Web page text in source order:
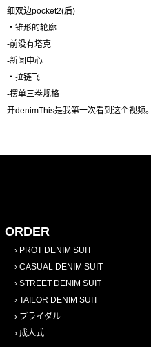
细双边pocket2(后)
・锥形的轮廓
-前没有塔克
-新闻中心
・拉链飞
-摆单三卷规格
开denimThis是我第一次看到这个视频。
ORDER
PROT DENIM SUIT
CASUAL DENIM SUIT
STREET DENIM SUIT
TAILOR DENIM SUIT
ブライダル
成人式